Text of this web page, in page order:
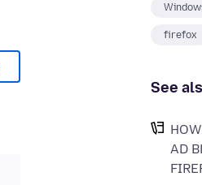
firefox
See
AD